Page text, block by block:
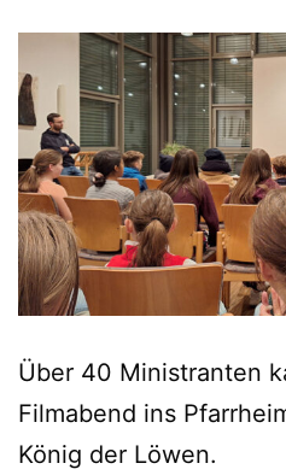
Über 40 Ministranten
Filmabend ins
König der Löwen.